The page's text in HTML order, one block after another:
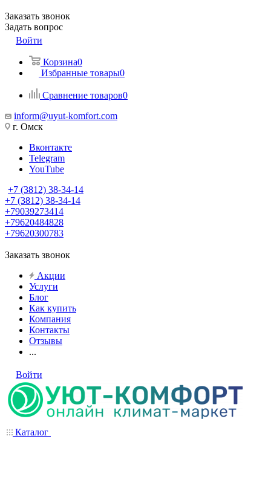
Заказать звонок
Задать вопрос
Войти
Корзина0
Избранные товары0
Сравнение товаров0
inform@uyut-komfort.com
г. Омск
Вконтакте
Telegram
YouTube
+7 (3812) 38-34-14
+7 (3812) 38-34-14
+79039273414
+79620484828
+79620300783
Заказать звонок
Акции
Услуги
Блог
Как купить
Компания
Контакты
Отзывы
...
Войти
Каталог